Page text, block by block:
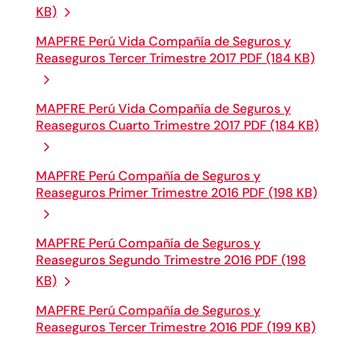
KB)
MAPFRE Perú Vida Compañía de Seguros y
Reaseguros Tercer Trimestre 2017 PDF (184 KB)
MAPFRE Perú Vida Compañía de Seguros y
Reaseguros Cuarto Trimestre 2017 PDF (184 KB)
MAPFRE Perú Compañía de Seguros y
Reaseguros Primer Trimestre 2016 PDF (198 KB)
MAPFRE Perú Compañía de Seguros y
Reaseguros Segundo Trimestre 2016 PDF (198
KB)
MAPFRE Perú Compañía de Seguros y
Reaseguros Tercer Trimestre 2016 PDF (199 KB)